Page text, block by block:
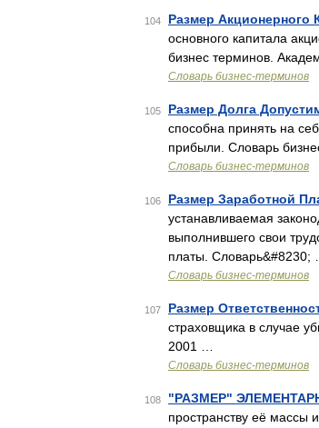
104 Размер
основного капитала
бизнес терминов.
Словарь бизнес-терминов
105 Размер Долга
способна принять на
прибыли. Словарь
Словарь бизнес-терминов
106 Размер Заработной
устанавливаемая
выполнившего свои
платы. Словарь&#8230; …
Словарь бизнес-терминов
107 Размер
страховщика в случае
2001 …
Словарь бизнес-терминов
108 "РАЗМЕР"
пространству её массы